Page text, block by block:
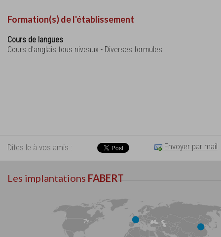
Formation(s) de l'établissement
Cours de langues
Cours d'anglais tous niveaux - Diverses formules
Dites le à vos amis : Envoyer par mail
Les implantations FABERT